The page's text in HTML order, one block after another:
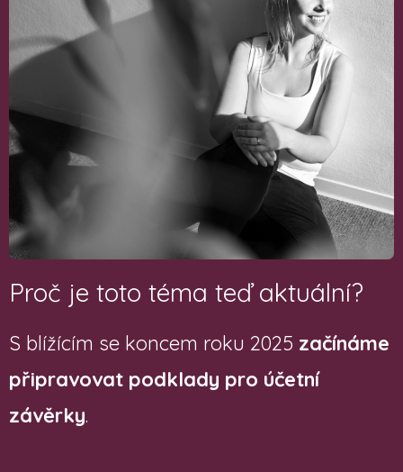
Proč je toto téma teď aktuální?
S blížícím se koncem roku 2025 začínáme
připravovat podklady pro účetní
závěrky.